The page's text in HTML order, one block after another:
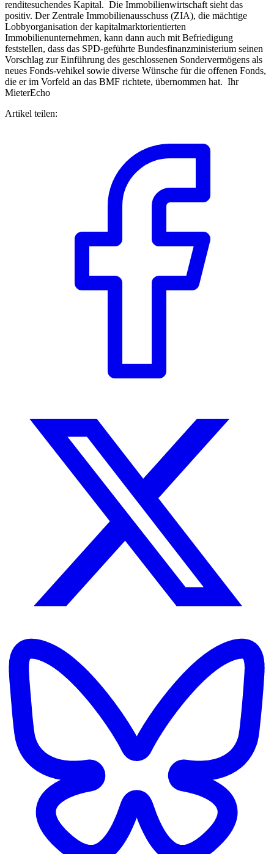
renditesuchendes Kapital. Die Immobilienwirtschaft sieht das
positiv. Der Zentrale Immobilienausschuss (ZIA), die mächtige
Lobbyorganisation der kapitalmarktorientierten
Immobilienunternehmen, kann dann auch mit Befriedigung
feststellen, dass das SPD-geführte Bundesfinanzministerium seinen
Vorschlag zur Einführung des geschlossenen Sondervermögens als
neues Fonds-vehikel sowie diverse Wünsche für die offenen Fonds,
die er im Vorfeld an das BMF richtete, übernommen hat. Ihr
MieterEcho
Artikel teilen: